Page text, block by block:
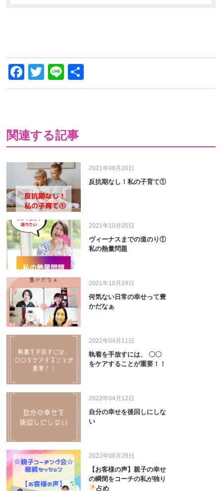
Facebook
Twitter
Line
有
関連する記事
2021年08月20日
反抗期なし！私の子育て①
2021年10月05日
ヴィーナスまでの道のり①
私の熱量問題
2021年10月29日
何気ない日常の幸せって豊
かだなぁ
2022年04月11日
執着を手放すには、 〇〇
をケアすることが重要！！
2022年04月12日
自分の幸せを後回しにしな
い
2022年08月29日
【お客様の声】親子の幸せ
の瞬間をコーチの私が独り
占め